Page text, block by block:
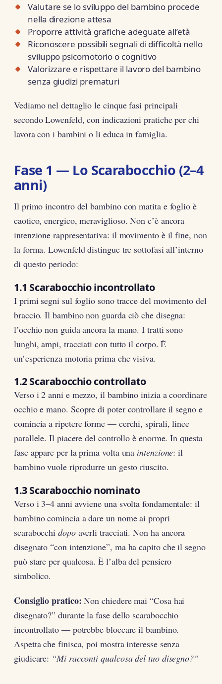
Valutare se lo sviluppo del bambino procede
nella direzione attesa
Proporre attività grafiche adeguate all’età
Riconoscere possibili segnali di difficoltà nello
sviluppo psicomotorio o cognitivo
Valorizzare e rispettare il lavoro del bambino
senza giudizi prematuri
Vediamo nel dettaglio le cinque fasi principali
secondo Lowenfeld, con indicazioni pratiche per chi
lavora con i bambini o li educa in famiglia.
Fase 1 — Lo Scarabocchio (2–4
anni)
Il primo incontro del bambino con matita e foglio è
caotico, energico, meraviglioso. Non c’è ancora
intenzione rappresentativa: il movimento è il fine, non
la forma. Lowenfeld distingue tre sottofasi all’interno
di questo periodo:
1.1 Scarabocchio incontrollato
I primi segni sul foglio sono tracce del movimento del
braccio. Il bambino non guarda ciò che disegna:
l’occhio non guida ancora la mano. I tratti sono
lunghi, ampi, tracciati con tutto il corpo. È
un’esperienza motoria prima che visiva.
1.2 Scarabocchio controllato
Verso i 2 anni e mezzo, il bambino inizia a coordinare
occhio e mano. Scopre di poter controllare il segno e
comincia a ripetere forme — cerchi, spirali, linee
parallele. Il piacere del controllo è enorme. In questa
fase appare per la prima volta una intenzione: il
bambino vuole riprodurre un gesto riuscito.
1.3 Scarabocchio nominato
Verso i 3–4 anni avviene una svolta fondamentale: il
bambino comincia a dare un nome ai propri
scarabocchidopoaverli tracciati. Non ha ancora
disegnato “con intenzione”, ma ha capito che il segno
può stare per qualcosa. È l’alba del pensiero
simbolico.
Consiglio pratico: Non chiedere mai “Cosa hai
disegnato?” durante la fase dello scarabocchio
incontrollato — potrebbe bloccare il bambino.
Aspetta che finisca, poi mostra interesse senza
giudicare: “Mi racconti qualcosa del tuo disegno?”